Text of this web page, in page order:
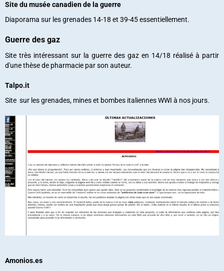
Site du musée canadien de la guerre
Diaporama sur les grenades 14-18 et 39-45 essentiellement.
Guerre des gaz
Site très intéressant sur la guerre des gaz en 14/18 réalisé à partir
d'une thèse de pharmacie par son auteur.
Talpo.it
Site sur les grenades, mines et bombes italiennes WWI à nos jours.
Amonios.es